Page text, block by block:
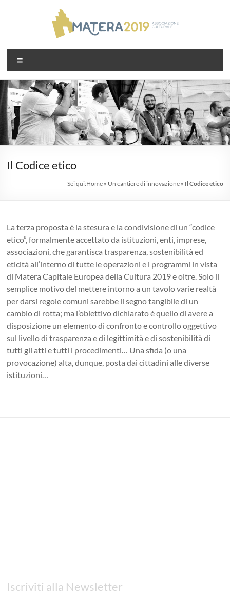
Associazione
Matera2019
Il Codice etico
Sei qui:Home» Un cantiere di innovazione» Il Codice etico
La terza proposta è la stesura e la condivisione di un “codice
etico”, formalmente accettato da istituzioni, enti, imprese,
associazioni, che garantisca trasparenza, sostenibilità ed
eticità all’interno di tutte le operazioni e i programmi in vista
di Matera Capitale Europea della Cultura 2019 e oltre. Solo il
semplice motivo del mettere intorno a un tavolo varie realtà
per darsi regole comuni sarebbe il segno tangibile di un
cambio di rotta; ma l’obiettivo dichiarato è quello di avere a
disposizione un elemento di confronto e controllo oggettivo
sul livello di trasparenza e di legittimità e di sostenibilità di
tutti gli atti e tutti i procedimenti… Una sfida (o una
provocazione) alta, dunque, posta dai cittadini alle diverse
istituzioni…
Iscriviti alla Newsletter